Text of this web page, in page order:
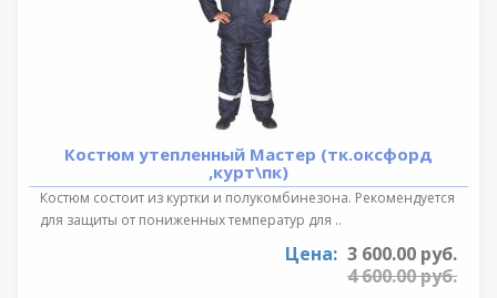
Костюм утепленный Мастер (тк.оксфорд
,курт\пк)
Костюм состоит из куртки и полукомбинезона. Рекомендуется
для защиты от пониженных температур для ..
Цена: 3 600.00 руб.
4 600.00 руб.